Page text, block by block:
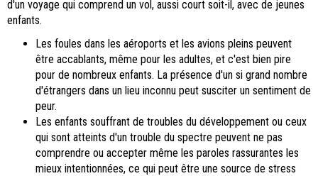
d'un voyage qui comprend un vol, aussi court soit-il, avec de jeunes
enfants.
Les foules dans les aéroports et les avions pleins peuvent
être accablants, même pour les adultes, et c'est bien pire
pour de nombreux enfants. La présence d'un si grand nombre
d'étrangers dans un lieu inconnu peut susciter un sentiment de
peur.
Les enfants souffrant de troubles du développement ou ceux
qui sont atteints d'un trouble du spectre peuvent ne pas
comprendre ou accepter même les paroles rassurantes les
mieux intentionnées, ce qui peut être une source de stress